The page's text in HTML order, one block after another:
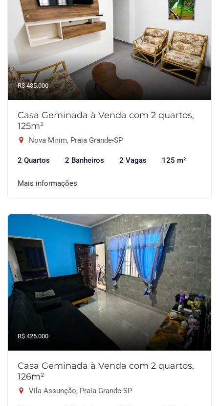
R$ 435.000
Casa Geminada à Venda com 2 quartos,
125m²
Nova Mirim, Praia Grande-SP
2 Quartos 2 Banheiros 2 Vagas 125 m²
Mais informações
R$ 425.000
Casa Geminada à Venda com 2 quartos,
126m²
Vila Assunção, Praia Grande-SP